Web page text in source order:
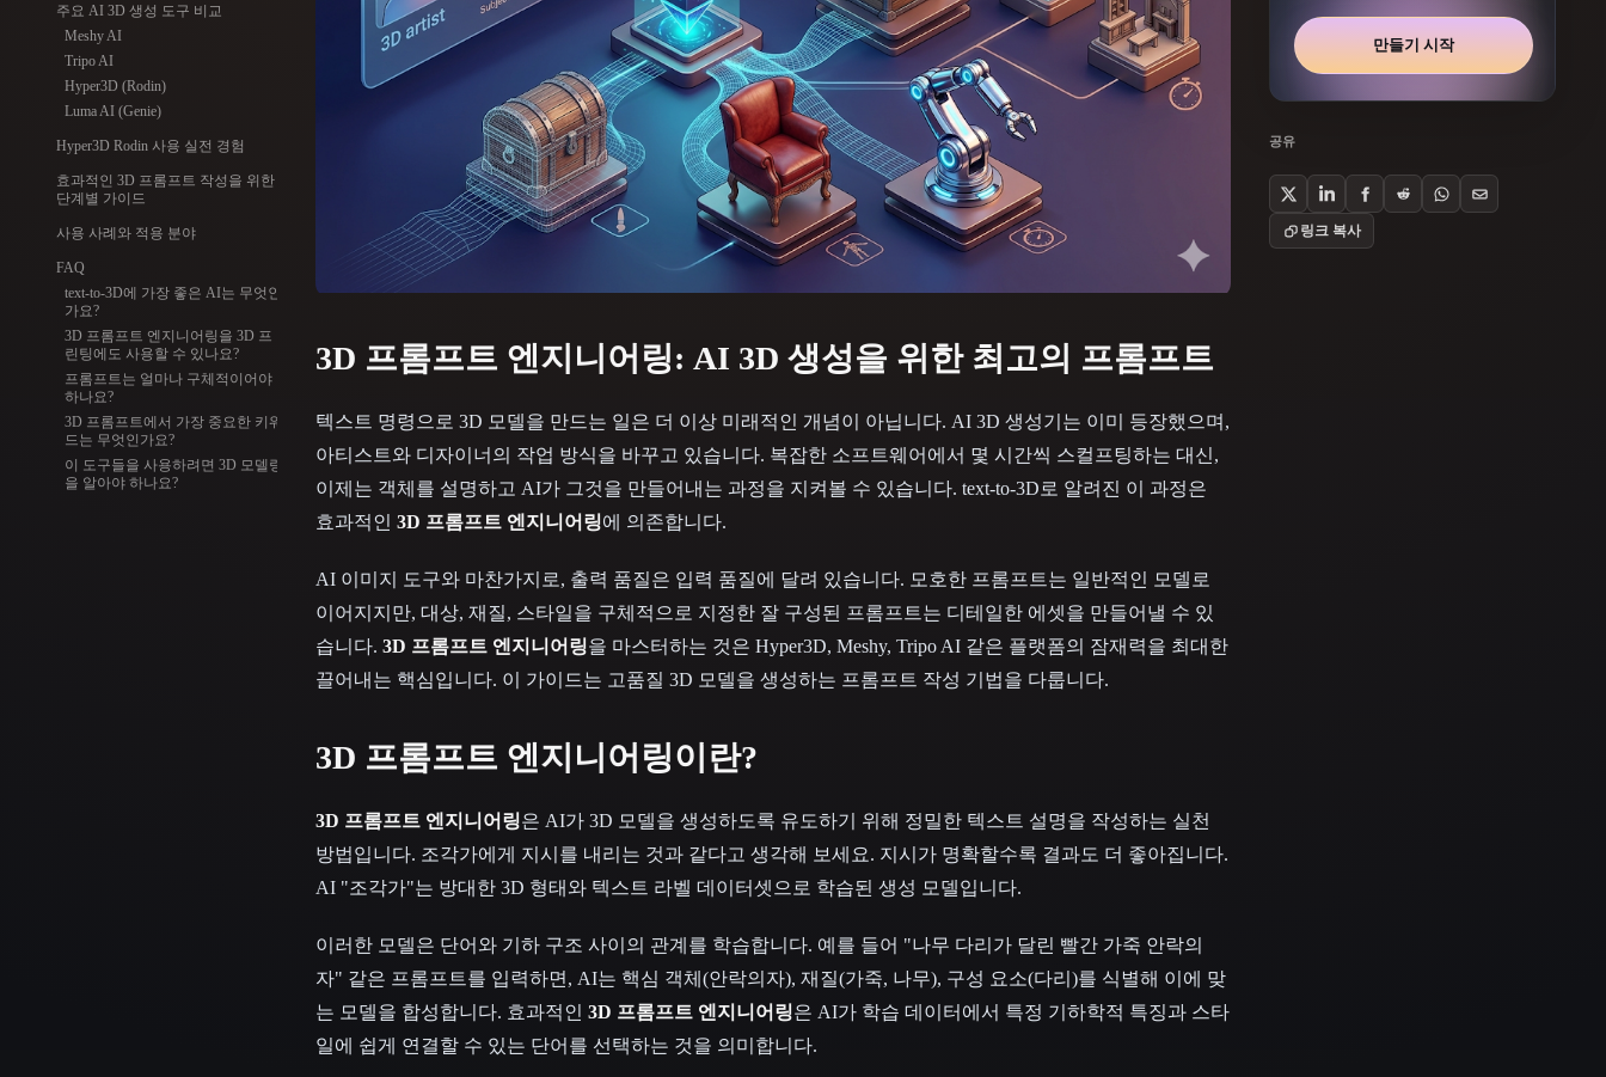
Abstract Cel-Shaded Fantasy Flat Gothic
Hand-Painted Isometric Low Poly Medieval Minimalist Modern
Organic Pixel Art Realistic Retro Voxel
주요 AI 3D 생성 도구 비교
Meshy AI
Tripo AI
Hyper3D (Rodin)
Luma AI (Genie)
Hyper3D Rodin 사용 실전 경험
효과적인 3D 프롬프트 작성을 위한
단계별 가이드
사용 사례와 적용 분야
FAQ
text-to-3D에 가장 좋은 AI는 무엇인
가요?
3D 프롬프트 엔지니어링을 3D 프
린팅에도 사용할 수 있나요?
프롬프트는 얼마나 구체적이어야
하나요?
3D 프롬프트에서 가장 중요한 키워
드는 무엇인가요?
이 도구들을 사용하려면 3D 모델링
을 알아야 하나요?
3D 프롬프트 엔지니어링: AI 3D 생성을 위한 최고의 프롬프트
텍스트 명령으로 3D 모델을 만드는 일은 더 이상 미래적인 개념이 아닙니다. AI 3D 생성기는 이미 등장했으며,
아티스트와 디자이너의 작업 방식을 바꾸고 있습니다. 복잡한 소프트웨어에서 몇 시간씩 스컬프팅하는 대신,
이제는 객체를 설명하고 AI가 그것을 만들어내는 과정을 지켜볼 수 있습니다. text-to-3D로 알려진 이 과정은
효과적인3D 프롬프트 엔지니어링에 의존합니다.
AI 이미지 도구와 마찬가지로, 출력 품질은 입력 품질에 달려 있습니다. 모호한 프롬프트는 일반적인 모델로
이어지지만, 대상, 재질, 스타일을 구체적으로 지정한 잘 구성된 프롬프트는 디테일한 에셋을 만들어낼 수 있
습니다.3D 프롬프트 엔지니어링을 마스터하는 것은 Hyper3D, Meshy, Tripo AI 같은 플랫폼의 잠재력을 최대한
끌어내는 핵심입니다. 이 가이드는 고품질 3D 모델을 생성하는 프롬프트 작성 기법을 다룹니다.
3D 프롬프트 엔지니어링이란?
3D 프롬프트 엔지니어링은 AI가 3D 모델을 생성하도록 유도하기 위해 정밀한 텍스트 설명을 작성하는 실천
방법입니다. 조각가에게 지시를 내리는 것과 같다고 생각해 보세요. 지시가 명확할수록 결과도 더 좋아집니다.
AI "조각가"는 방대한 3D 형태와 텍스트 라벨 데이터셋으로 학습된 생성 모델입니다.
이러한 모델은 단어와 기하 구조 사이의 관계를 학습합니다. 예를 들어 "나무 다리가 달린 빨간 가죽 안락의
자" 같은 프롬프트를 입력하면, AI는 핵심 객체(안락의자), 재질(가죽, 나무), 구성 요소(다리)를 식별해 이에 맞
는 모델을 합성합니다. 효과적인3D 프롬프트 엔지니어링은 AI가 학습 데이터에서 특정 기하학적 특징과 스타
일에 쉽게 연결할 수 있는 단어를 선택하는 것을 의미합니다.
만들기 시작
공유
링크 복사